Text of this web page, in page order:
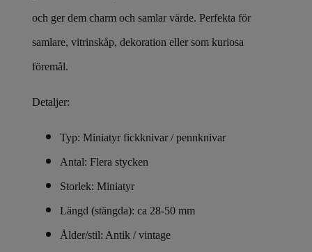
och ger dem charm och samlar värde. Perfekta för
samlare, vitrinskåp, dekoration eller som kuriosa
föremål.
Detaljer:
Typ: Miniatyr fickknivar / pennknivar
Antal: Flera stycken
Storlek: Miniatyr
Längd (stängda): ca 28-50 mm
Ålder/stil: Antik / vintage